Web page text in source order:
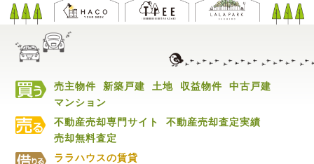
売主物件 新築戸建 土地 収益物件
中古戸建
マンション
不動産売却専門サイト
不動産売却査定実績
売却無料査定
ララハウスの賃貸